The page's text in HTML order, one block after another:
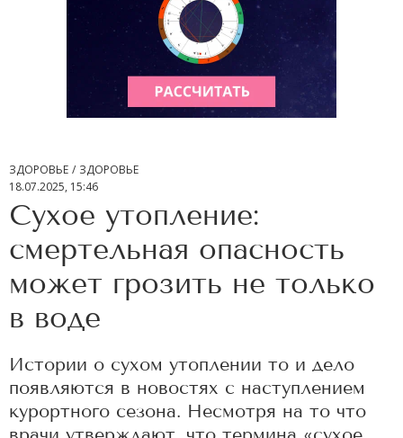
ЗДОРОВЬЕ
ЗДОРОВЬЕ
18.07.2025, 15:46
Сухое утопление:
смертельная опасность
может грозить не только
в воде
Истории о сухом утоплении то и дело
появляются в новостях с наступлением
курортного сезона. Несмотря на то что